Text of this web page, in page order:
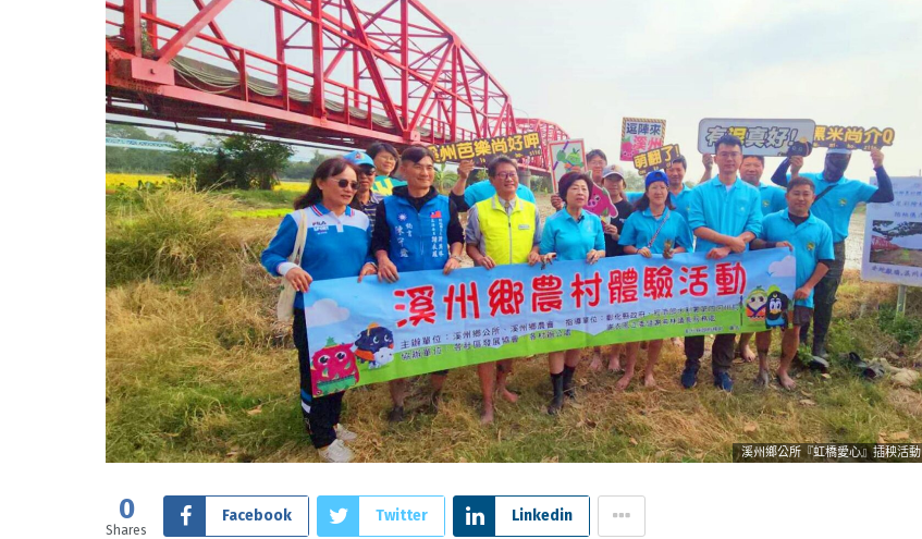
溪州鄉公所『虹橋愛心』插秧活動
0
Shares
Facebook Twitter Linkedin